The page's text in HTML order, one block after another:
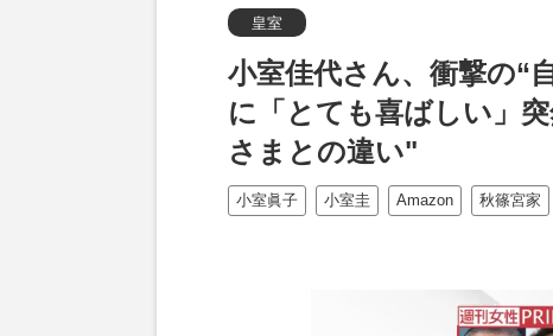
皇室
小室佳代さん、衝撃の“
に「とても喜ばしい」
さまとの違い"
小室眞子 小室圭 Amazon 秋篠宮家